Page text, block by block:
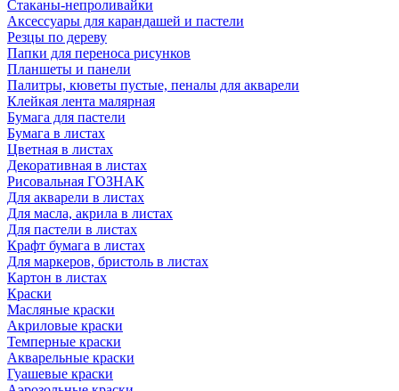
Стаканы-непроливайки
Аксессуары для карандашей и пастели
Резцы по дереву
Папки для переноса рисунков
Планшеты и панели
Палитры, кюветы пустые, пеналы для акварели
Клейкая лента малярная
Бумага для пастели
Бумага в листах
Цветная в листах
Декоративная в листах
Рисовальная ГОЗНАК
Для акварели в листах
Для масла, акрила в листах
Для пастели в листах
Крафт бумага в листах
Для маркеров, бристоль в листах
Картон в листах
Краски
Масляные краски
Акриловые краски
Темперные краски
Акварельные краски
Гуашевые краски